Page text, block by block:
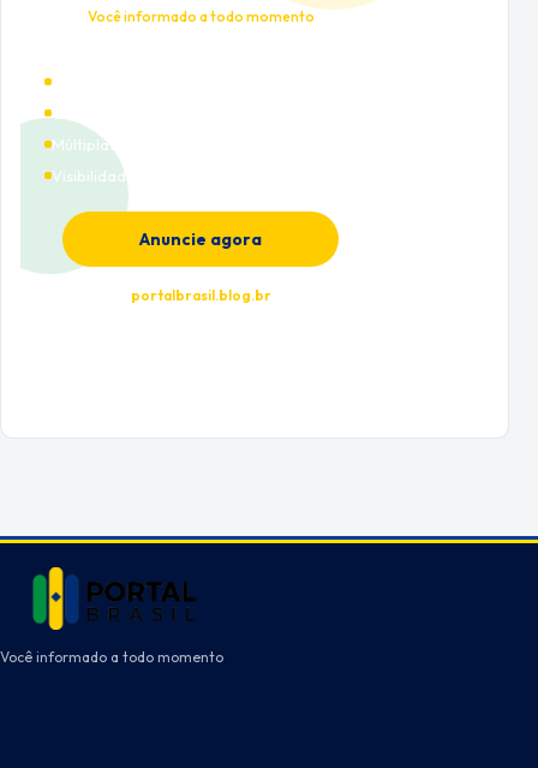
Você informado a todo momento
Cobertura nacional
Múltiplas categorias
Visibilidade premium
Anuncie agora
portalbrasil.blog.br
Você informado a todo momento